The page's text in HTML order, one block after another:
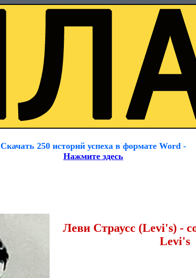
Скачать 250 историй успеха в формате Word -
Нажмите здесь
Леви Страусс (Levi's) -
Levi's